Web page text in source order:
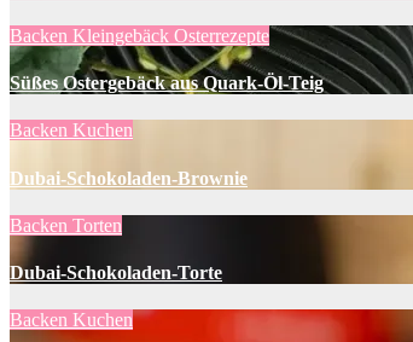
Backen Kleingebäck Osterrezepte
Süßes Ostergebäck aus Quark-Öl-Teig
Backen Kuchen
Dubai-Schokoladen-Brownie
Backen Torten
Dubai-Schokoladen-Torte
Backen Kuchen